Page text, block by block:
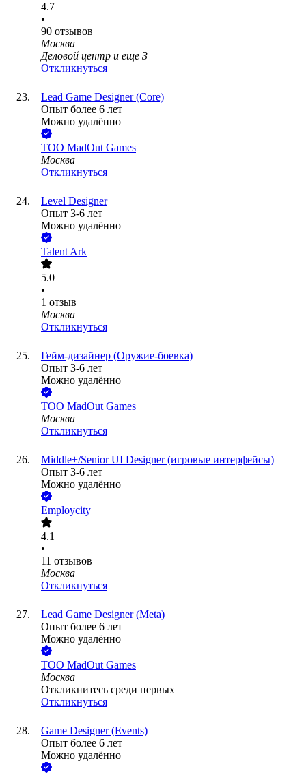
4.7
•
90 отзывов
Москва
Деловой центр и еще 3
Откликнуться
Lead Game Designer (Core)
Опыт более 6 лет
Можно удалённо
ТОО MadOut Games
Москва
Откликнуться
Level Designer
Опыт 3-6 лет
Можно удалённо
Talent Ark
5.0
•
1 отзыв
Москва
Откликнуться
Гейм-дизайнер (Оружие-боевка)
Опыт 3-6 лет
Можно удалённо
ТОО MadOut Games
Москва
Откликнуться
Middle+/Senior UI Designer (игровые интерфейсы)
Опыт 3-6 лет
Можно удалённо
Employcity
4.1
•
11 отзывов
Москва
Откликнуться
Lead Game Designer (Meta)
Опыт более 6 лет
Можно удалённо
ТОО MadOut Games
Москва
Откликнитесь среди первых
Откликнуться
Game Designer (Events)
Опыт более 6 лет
Можно удалённо